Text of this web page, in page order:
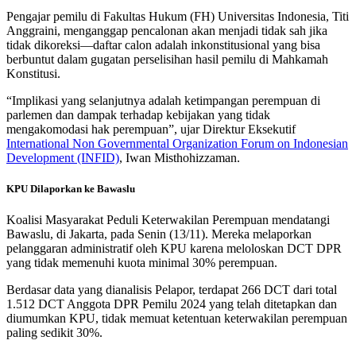
Pengajar pemilu di Fakultas Hukum (FH) Universitas Indonesia, Titi
Anggraini, menganggap pencalonan akan menjadi tidak sah jika
tidak dikoreksi—daftar calon adalah inkonstitusional yang bisa
berbuntut dalam gugatan perselisihan hasil pemilu di Mahkamah
Konstitusi.
“Implikasi yang selanjutnya adalah ketimpangan perempuan di
parlemen dan dampak terhadap kebijakan yang tidak
mengakomodasi hak perempuan”, ujar Direktur Eksekutif
International Non Governmental Organization Forum on Indonesian
Development (INFID), Iwan Misthohizzaman.
KPU Dilaporkan ke Bawaslu
Koalisi Masyarakat Peduli Keterwakilan Perempuan mendatangi
Bawaslu, di Jakarta, pada Senin (13/11). Mereka melaporkan
pelanggaran administratif oleh KPU karena meloloskan DCT DPR
yang tidak memenuhi kuota minimal 30% perempuan.
Berdasar data yang dianalisis Pelapor, terdapat 266 DCT dari total
1.512 DCT Anggota DPR Pemilu 2024 yang telah ditetapkan dan
diumumkan KPU, tidak memuat ketentuan keterwakilan perempuan
paling sedikit 30%.